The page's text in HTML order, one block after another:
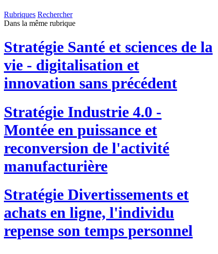
Rubriques Rechercher
Dans la même rubrique
Stratégie Santé et sciences de la
vie - digitalisation et
innovation sans précédent
Stratégie Industrie 4.0 -
Montée en puissance et
reconversion de l'activité
manufacturière
Stratégie Divertissements et
achats en ligne, l'individu
repense son temps personnel